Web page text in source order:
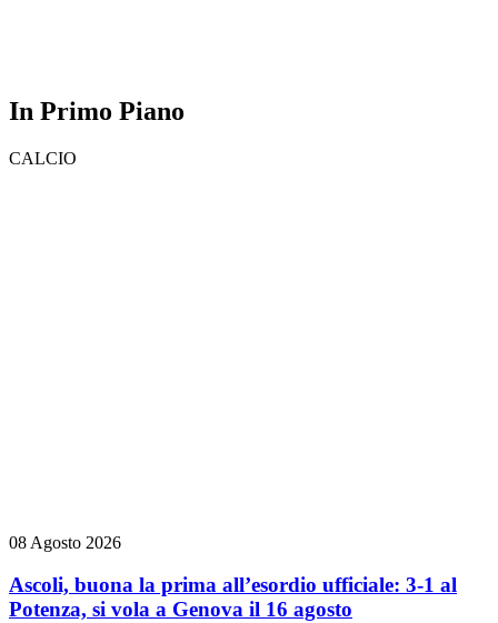
In Primo Piano
CALCIO
08 Agosto 2026
Ascoli, buona la prima all’esordio ufficiale: 3-1 al
Potenza, si vola a Genova il 16 agosto